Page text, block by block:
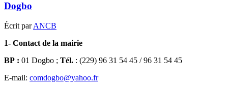
Dogbo
Écrit parANCB
1- Contact de la mairie
BP : 01 Dogbo ; Tél. : (229) 96 31 54 45 / 96 31 54 45
E-mail: comdogbo@yahoo.fr